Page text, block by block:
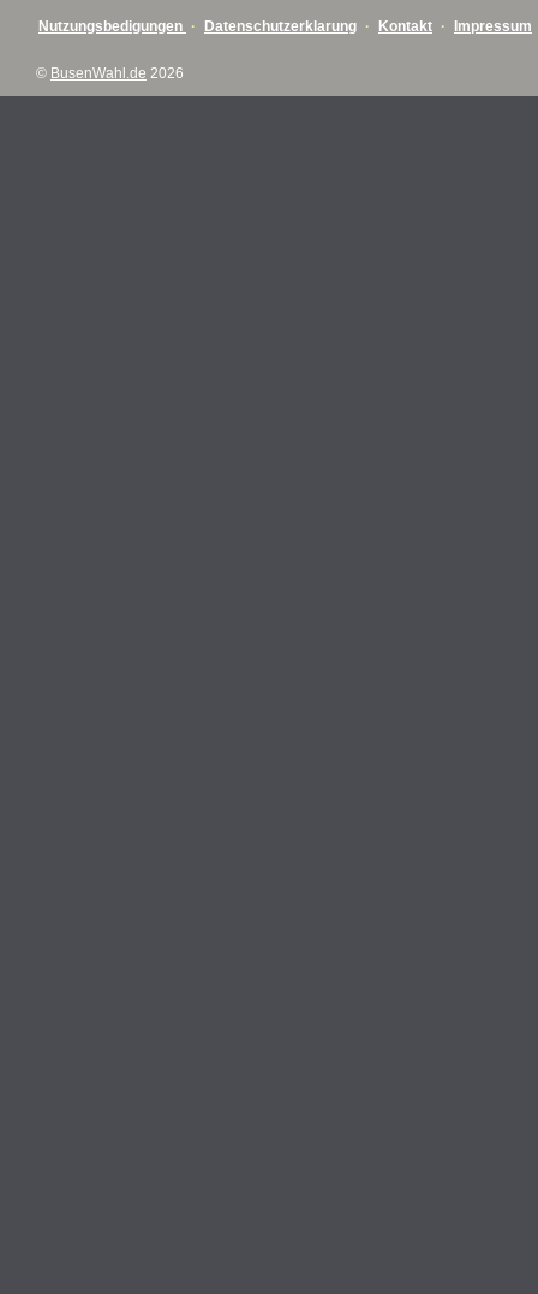
Nutzungsbedigungen · Datenschutzerklarung · Kontakt · Impressum
© BusenWahl.de 2026